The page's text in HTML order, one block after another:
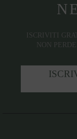
ISCRIVITI
NON